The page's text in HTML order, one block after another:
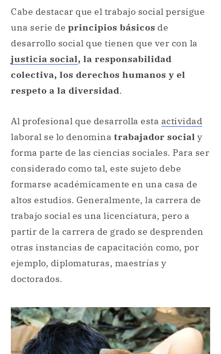
Cabe destacar que el trabajo social persigue
una serie de principios básicos de
desarrollo social que tienen que ver con la
justicia social, la responsabilidad
colectiva, los derechos humanos y el
respeto a la diversidad.
Al profesional que desarrolla esta actividad
laboral se lo denomina trabajador social y
forma parte de las ciencias sociales. Para ser
considerado como tal, este sujeto debe
formarse académicamente en una casa de
altos estudios. Generalmente, la carrera de
trabajo social es una licenciatura, pero a
partir de la carrera de grado se desprenden
otras instancias de capacitación como, por
ejemplo, diplomaturas, maestrías y
doctorados.